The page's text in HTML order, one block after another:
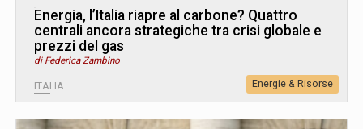
Energia, l’Italia riapre al carbone? Quattro
centrali ancora strategiche tra crisi globale e
prezzi del gas
di Federica Zambino
ITALIA Energie & Risorse